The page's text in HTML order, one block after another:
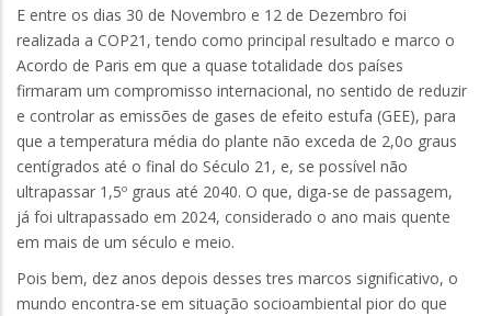
E entre os dias 30 de Novembro e 12 de Dezembro foi
realizada a COP21, tendo como principal resultado e marco o
Acordo de Paris em que a quase totalidade dos países
firmaram um compromisso internacional, no sentido de reduzir
e controlar as emissões de gases de efeito estufa (GEE), para
que a temperatura média do plante não exceda de 2,0o graus
centígrados até o final do Século 21, e, se possível não
ultrapassar 1,5º graus até 2040. O que, diga-se de passagem,
já foi ultrapassado em 2024, considerado o ano mais quente
em mais de um século e meio.
Pois bem, dez anos depois desses tres marcos significativo, o
mundo encontra-se em situação socioambiental pior do que